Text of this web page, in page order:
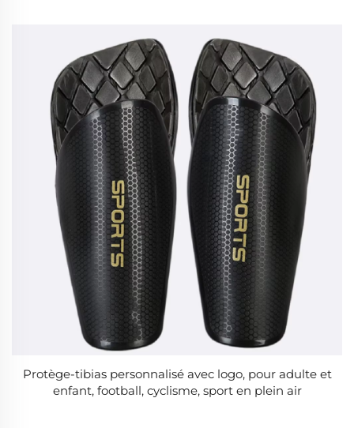
Protège-tibias personnalisé avec logo, pour adulte et
enfant, football, cyclisme, sport en plein air